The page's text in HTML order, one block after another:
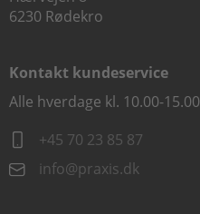
6230 Rødekro
Kontakt kundeservice
Alle hverdage kl. 10.00-15.00
+45 70 23 85 87
info@praxis.dk